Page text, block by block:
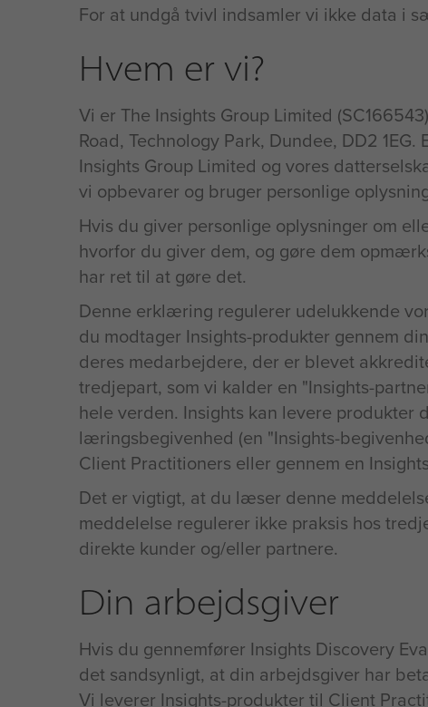
For at undgå tvivl indsamler vi ikke data i
Hvem er vi?
Vi er The Insights Group Limited
Road, Technology Park, Dundee, DD2
Insights Group Limited og vores
vi opbevarer og bruger personlige
Hvis du giver personlige oplysninger om
hvorfor du giver dem, og gøre dem
har ret til at gøre det.
Denne erklæring regulerer udelukkende
du modtager Insights-produkter gennem
deres medarbejdere, der er blevet
tredjepart, som vi kalder en "Insights-
hele verden. Insights kan levere
læringsbegivenhed (en "Insights-
Client Practitioners eller gennem en
Det er vigtigt, at du læser denne
meddelelse regulerer ikke praksis hos
direkte kunder og/eller partnere.
Din arbejdsgiver
Hvis du gennemfører Insights Discovery
det sandsynligt, at din arbejdsgiver har
Vi leverer Insights-produkter til Client